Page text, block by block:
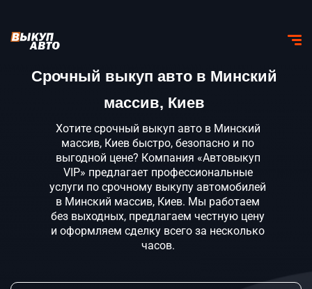
Срочный выкуп авто в Минский
массив, Киев
Хотите срочный выкуп авто в Минский
массив, Киев быстро, безопасно и по
выгодной цене? Компания «Автовыкуп
VIP» предлагает профессиональные
услуги по срочному выкупу автомобилей
в Минский массив, Киев. Мы работаем
без выходных, предлагаем честную цену
и оформляем сделку всего за несколько
часов.